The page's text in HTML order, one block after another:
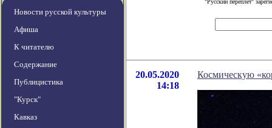
Новости русской культуры
Афиша
К читателю
Содержание
Публицистика
"Курск"
Кавказ
"Русский переплет"
20.05.2020
14:18
Космическую